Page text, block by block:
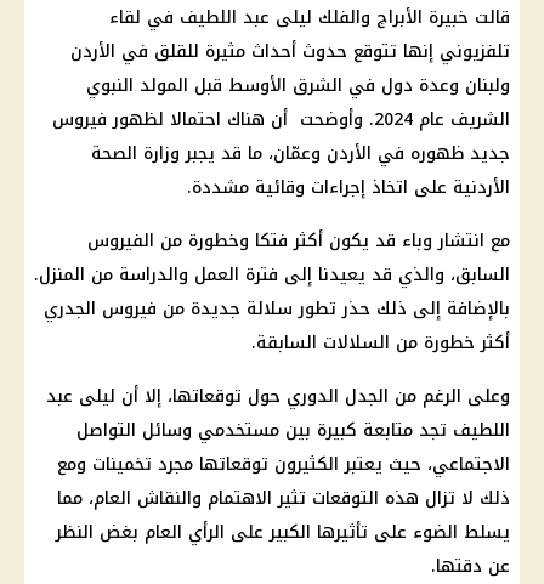
قالت خبيرة الأبراج والفلك ليلى عبد اللطيف في لقاء
تلفزيوني إنها تتوقع حدوث أحداث مثيرة للقلق في الأردن
ولبنان وعدة دول في الشرق الأوسط قبل المولد النبوي
الشريف عام 2024. وأوضحت أن هناك احتمالا لظهور فيروس
جديد ظهوره في الأردن وعمّان، ما قد يجبر وزارة الصحة
الأردنية على اتخاذ إجراءات وقائية مشددة.
مع انتشار وباء قد يكون أكثر فتكا وخطورة من الفيروس
السابق، والذي قد يعيدنا إلى فترة العمل والدراسة من المنزل.
بالإضافة إلى ذلك حذر تطور سلالة جديدة من فيروس الجدري
أكثر خطورة من السلالات السابقة.
وعلى الرغم من الجدل الدوري حول توقعاتها، إلا أن ليلى عبد
اللطيف تجد متابعة كبيرة بين مستخدمي وسائل التواصل
الاجتماعي، حيث يعتبر الكثيرون توقعاتها مجرد تخمينات ومع
ذلك لا تزال هذه التوقعات تثير الاهتمام والنقاش العام، مما
يسلط الضوء على تأثيرها الكبير على الرأي العام بغض النظر
عن دقتها.